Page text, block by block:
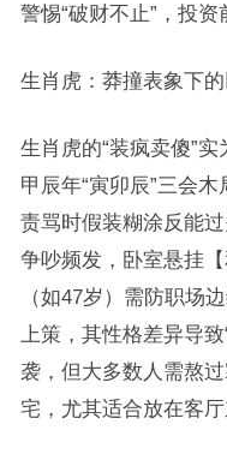
警惕“破财不止”，投资
生肖虎：莽撞表象下
生肖虎的“装疯卖傻”
甲辰年“寅卯辰”三会
责骂时假装糊涂反能
争吵频发，卧室悬挂
（如47岁）需防职场
上策，其性格差异导
袭，但大多数人需熬
宅，尤其适合放在客厅